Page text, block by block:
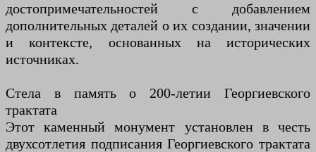
достопримечательностей с добавлением
дополнительных деталей о их создании, значении
и контексте, основанных на исторических
источниках.
Стела в память о 200-летии Георгиевского
трактата
Этот каменный монумент установлен в честь
двухсотлетия подписания Георгиевского трактата